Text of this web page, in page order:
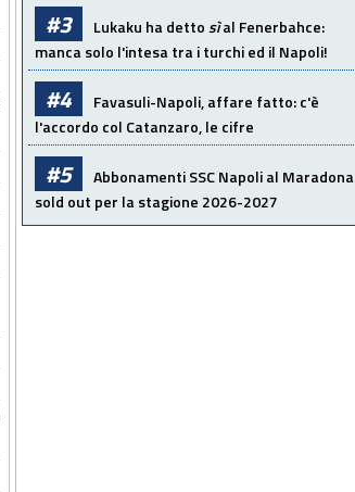
#3 Lukaku ha dettosìal Fenerbahce:
manca solo l'intesa tra i turchi ed il Napoli!
#4
Favasuli-Napoli, affare fatto: c'è
l'accordo col Catanzaro, le cifre
#5
Abbonamenti SSC Napoli al Maradona
sold out per la stagione 2026-2027